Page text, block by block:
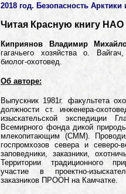
2018 год. Безопасность Арктики
Читая Красную книгу НАО
Киприянов Владимир
гагачьего хозяйства о.
биолог-охотовед.
Об авторе:
Выпускник 1981г. факультета
должности ст. инженера-
изыскательской экспедиции
Всемирного фонда дикой
млекопитающим (СММ).
госпромхозов севера и северо-
заповедники, заказники,
Территории традиционного
участие в проектно-
заказников ПРООН на Камчатке.